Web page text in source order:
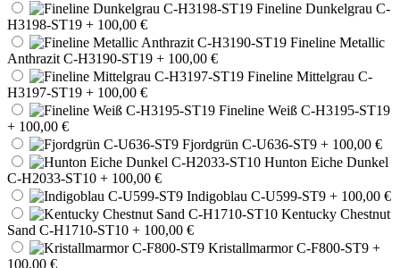
Fineline Dunkelgrau C-
H3198-ST19 + 100,00 €
Fineline Metallic
Anthrazit C-H3190-ST19 + 100,00 €
Fineline Mittelgrau C-
H3197-ST19 + 100,00 €
Fineline Weiß C-H3195-ST19
+ 100,00 €
Fjordgrün C-U636-ST9 + 100,00 €
Hunton Eiche Dunkel
C-H2033-ST10 + 100,00 €
Indigoblau C-U599-ST9 + 100,00 €
Kentucky Chestnut
Sand C-H1710-ST10 + 100,00 €
Kristallmarmor C-F800-ST9 +
100,00 €